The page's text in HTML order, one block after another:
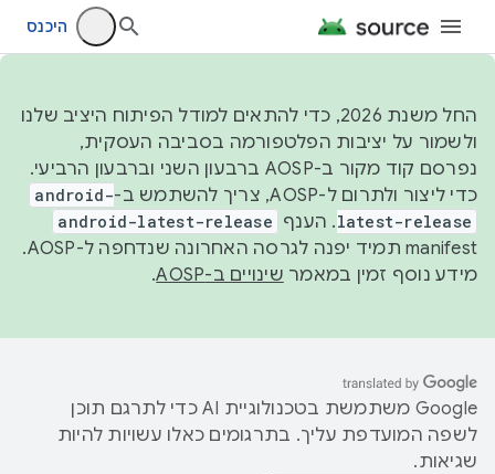
היכנס
החל משנת 2026, כדי להתאים למודל הפיתוח היציב שלנו
ולשמור על יציבות הפלטפורמה בסביבה העסקית,
נפרסם קוד מקור ב-AOSP ברבעון השני וברבעון הרביעי.
כדי ליצור ולתרום ל-AOSP, צריך להשתמש ב-
android-
latest-release. הענף android-latest-release
manifest תמיד יפנה לגרסה האחרונה שנדחפה ל-AOSP.
מידע נוסף זמין במאמר שינויים ב-AOSP .
‫Google משתמשת בטכנולוגיית AI כדי לתרגם תוכן
לשפה המועדפת עליך. בתרגומים כאלו עשויות להיות
שגיאות.